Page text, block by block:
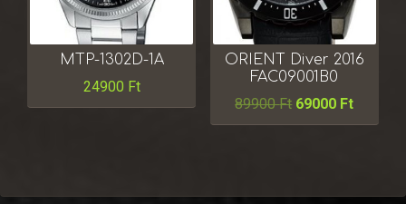
MTP-1302D-1A
24900 Ft
ORIENT Diver 2016
FAC09001B0
89900Ft 69000 Ft